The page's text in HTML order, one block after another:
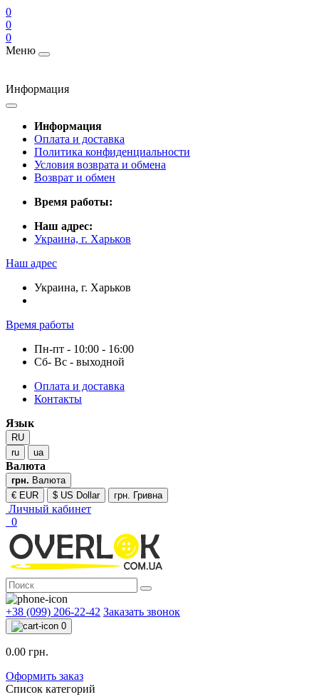
0
0
0
Меню
Информация
Информация
Оплата и доставка
Политика конфиденциальности
Условия возврата и обмена
Возврат и обмен
Время работы:
Наш адрес:
Украина, г. Харьков
Наш адрес
Украина, г. Харьков
Время работы
Пн-пт - 10:00 - 16:00
Сб- Вс - выходной
Оплата и доставка
Контакты
Язык
RU
ru
ua
Валюта
грн. Валюта
€ EUR
$ US Dollar грн. Гривна
Личный кабинет
0
+38 (099) 206-22-42 Заказать звонок
0
0.00 грн.
Оформить заказ
Список категорий